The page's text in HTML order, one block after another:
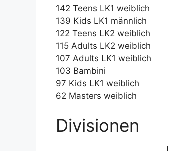
142 Teens LK1 weiblich
139 Kids LK1 männlich
122 Teens LK2 weiblich
115 Adults LK2 weiblich
107 Adults LK1 weiblich
103 Bambini
97 Kids LK1 weiblich
62 Masters weiblich
Divisionen